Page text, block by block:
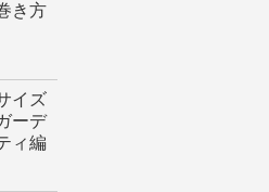
き方
イズ
ーデ
ィ編